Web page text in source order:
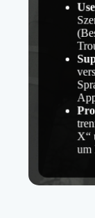
X“
um